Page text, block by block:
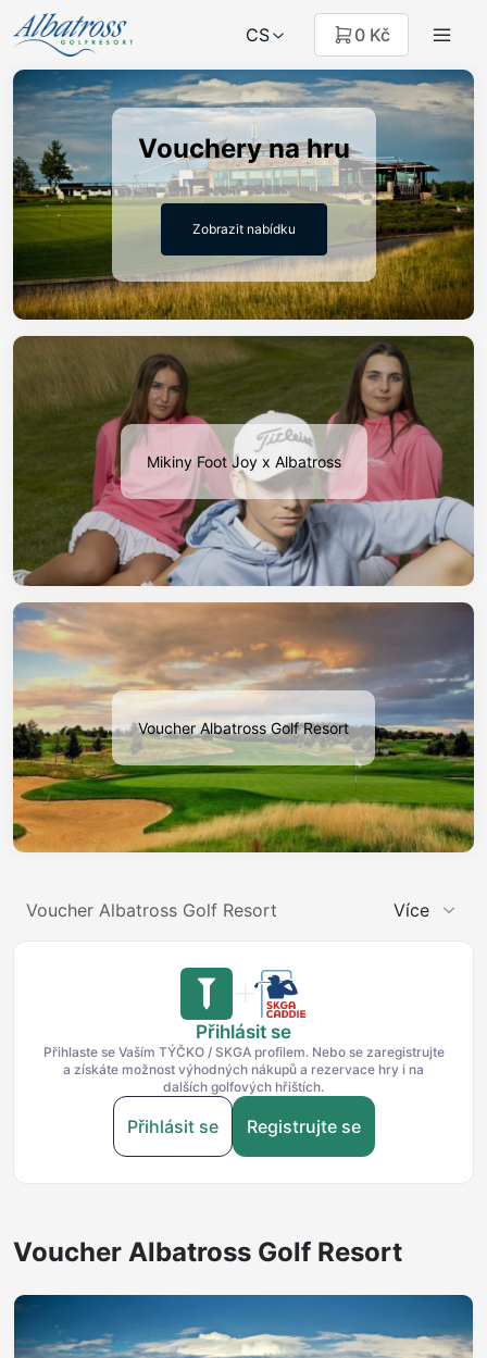
CS 0 Kč
Vouchery na hru
Zobrazit nabídku
Mikiny Foot Joy x Albatross
Voucher Albatross Golf Resort
Voucher Albatross Golf Resort Více
Přihlásit se
Přihlaste se Vaším TÝČKO / SKGA profilem. Nebo se zaregistrujte
a získáte možnost výhodných nákupů a rezervace hry i na
dalších golfových hřištích.
Přihlásit se Registrujte se
Voucher Albatross Golf Resort